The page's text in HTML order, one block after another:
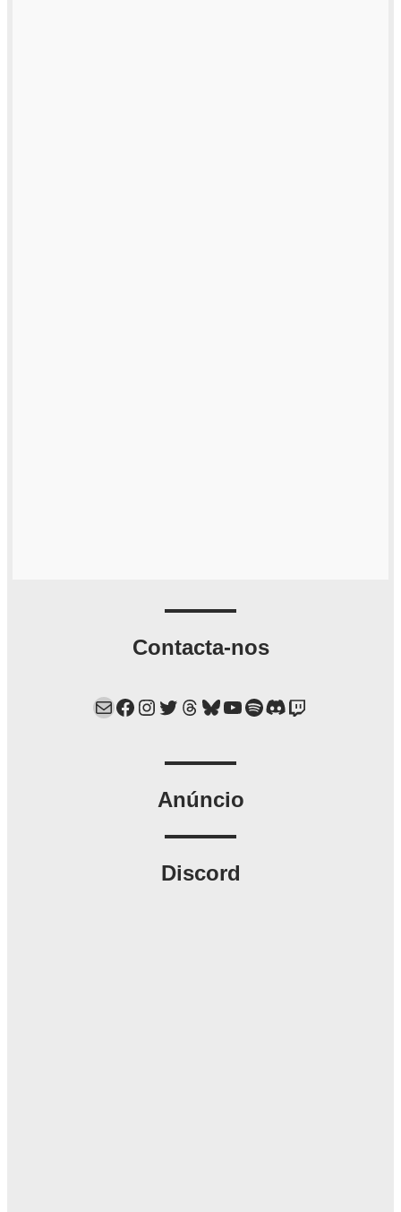
Contacta-nos
Mail Facebook Instagram Twitter Threads Bluesky YouTube Spotify Discord Twitch
Anúncio
Discord